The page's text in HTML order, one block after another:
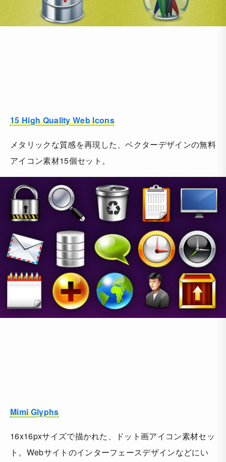
15 High Quality Web Icons
メタリックな質感を再現した、ベクターデザインの無料
アイコン素材15個セット。
Mimi Glyphs
16x16pxサイズで描かれた、ドット画アイコン素材セッ
ト。Webサイトのインターフェースデザインなどにい